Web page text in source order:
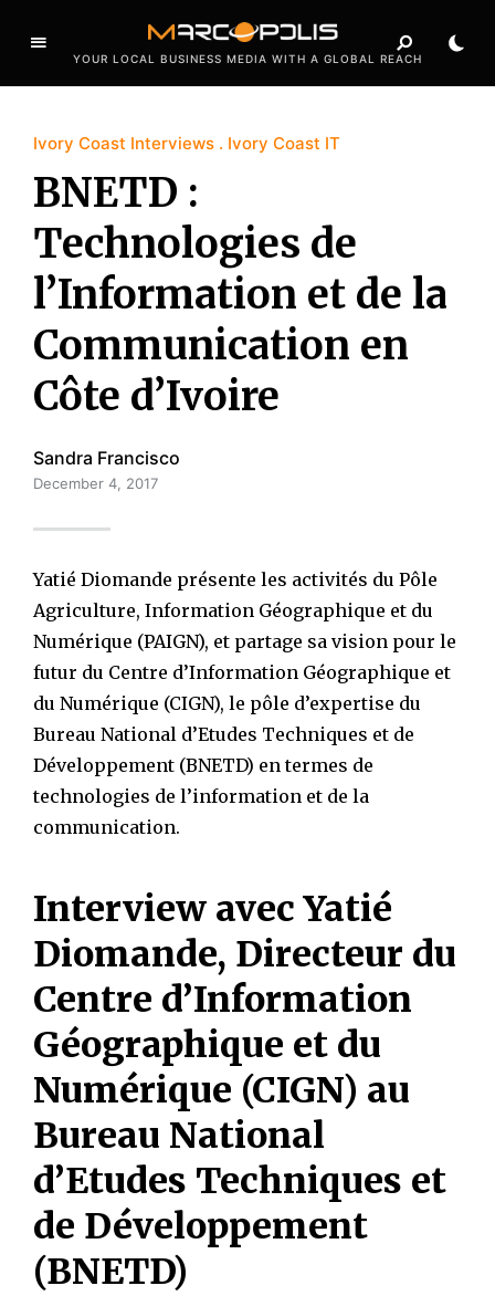
YOUR LOCAL BUSINESS MEDIA WITH A GLOBAL REACH
Ivory Coast Interviews Ivory Coast IT
BNETD :
Technologies de
l’Information et de la
Communication en
Côte d’Ivoire
Sandra Francisco
December 4, 2017
Yatié Diomande présente les activités du Pôle
Agriculture, Information Géographique et du
Numérique (PAIGN), et partage sa vision pour le
futur du Centre d’Information Géographique et
du Numérique (CIGN), le pôle d’expertise du
Bureau National d’Etudes Techniques et de
Développement (BNETD) en termes de
technologies de l’information et de la
communication.
Interview avec Yatié
Diomande, Directeur du
Centre d’Information
Géographique et du
Numérique (CIGN) au
Bureau National
d’Etudes Techniques et
de Développement
(BNETD)